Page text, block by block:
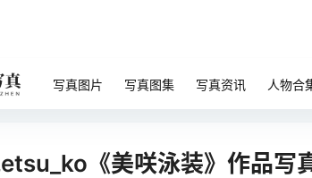
写真图片 写真图集 写真资讯 人物合
《美咲泳装》作品写